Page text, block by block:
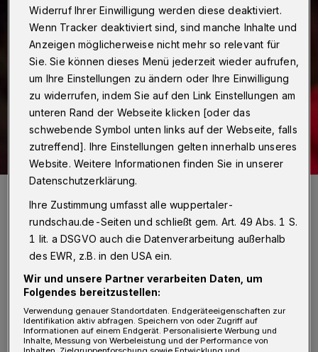
Die Erinnerung soll bei nachfolgenden Generationen wach bleiben,
damit sich Geschehenes nicht wiederholt,
D ie kostenfreien Lernmaterialien des
Zentrums befassen sich mit
Widerruf Ihrer Einwilligung werden diese deaktiviert.
Wenn Tracker deaktiviert sind, sind manche Inhalte und
Anzeigen möglicherweise nicht mehr so relevant für
Sie. Sie können dieses Menü jederzeit wieder aufrufen,
um Ihre Einstellungen zu ändern oder Ihre Einwilligung
zu widerrufen, indem Sie auf den Link Einstellungen am
unteren Rand der Webseite klicken [oder das
schwebende Symbol unten links auf der Webseite, falls
zutreffend]. Ihre Einstellungen gelten innerhalb unseres
Website. Weitere Informationen finden Sie in unserer
Datenschutzerklärung.
Ihre Zustimmung umfasst alle wuppertaler-
rundschau.de-Seiten und schließt gem. Art. 49 Abs. 1 S.
1 lit. a DSGVO auch die Datenverarbeitung außerhalb
des EWR, z.B. in den USA ein.
Wir und unsere Partner verarbeiten Daten, um
Folgendes bereitzustellen:
Verwendung genauer Standortdaten. Endgeräteeigenschaften zur
Identifikation aktiv abfragen. Speichern von oder Zugriff auf
Informationen auf einem Endgerät. Personalisierte Werbung und
Inhalte, Messung von Werbeleistung und der Performance von